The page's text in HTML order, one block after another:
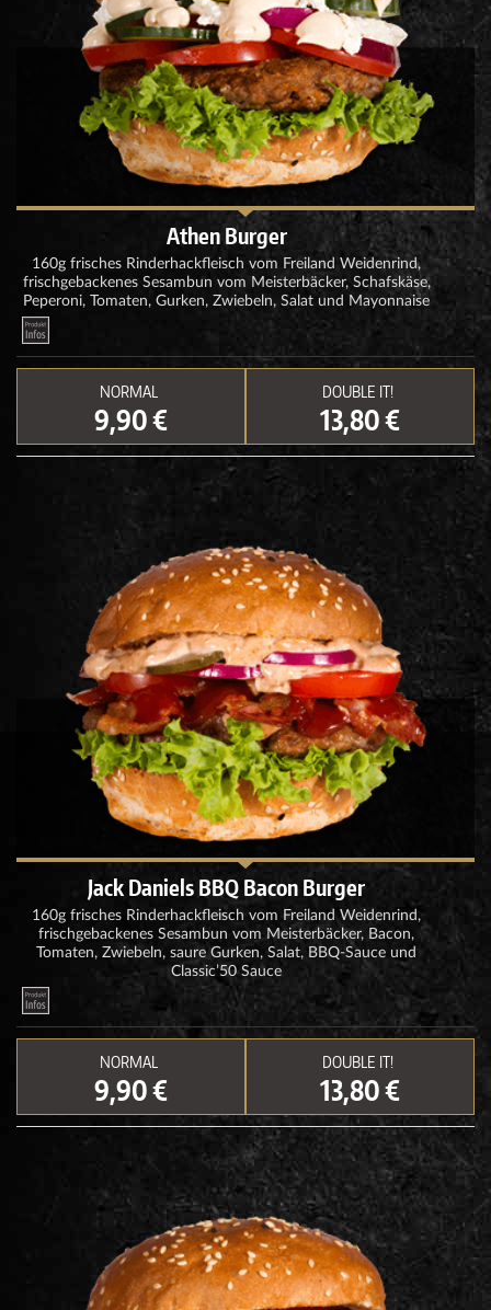
Athen Burger
160g frisches Rinderhackfleisch vom Freiland Weidenrind,
frischgebackenes Sesambun vom Meisterbäcker, Schafskäse,
Peperoni, Tomaten, Gurken, Zwiebeln, Salat und Mayonnaise
NORMAL
9,90 €
DOUBLE IT!
13,80 €
Jack Daniels BBQ Bacon Burger
160g frisches Rinderhackfleisch vom Freiland Weidenrind,
frischgebackenes Sesambun vom Meisterbäcker, Bacon,
Tomaten, Zwiebeln, saure Gurken, Salat, BBQ-Sauce und
Classic’50 Sauce
NORMAL
9,90 €
DOUBLE IT!
13,80 €